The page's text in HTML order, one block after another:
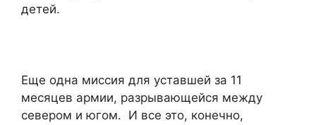
детей.
Еще одна миссия для уставшей за 11
месяцев армии, разрывающейся между
севером и югом. И все это, конечно,